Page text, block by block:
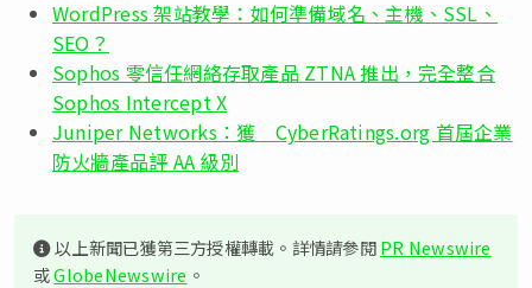
WordPress 架站教學：如何準備域名、主機、SSL、
SEO？
Sophos 零信任網絡存取產品 ZTNA 推出，完全整合
Sophos Intercept X
Juniper Networks：獲 CyberRatings.org 首屆企業
防火牆產品評 AA 級別
以上新聞已獲第三方授權轉載。詳情請參閱PR Newswire
或GlobeNewswire 。